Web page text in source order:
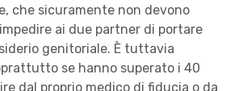
che sicuramente non devono
ai due partner di portare
genitoriale. È tuttavia
se hanno superato i 40
dal proprio medico di fiducia o da